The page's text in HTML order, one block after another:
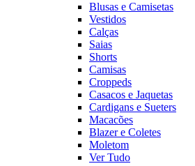
Blusas e Camisetas
Vestidos
Calças
Saias
Shorts
Camisas
Croppeds
Casacos e Jaquetas
Cardigans e Sueters
Macacões
Blazer e Coletes
Moletom
Ver Tudo